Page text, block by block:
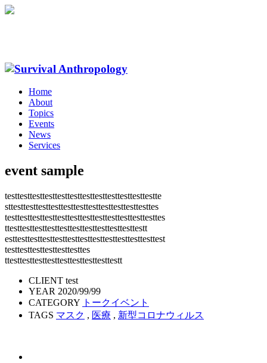
Home
About
Topics
Events
News
Services
event sample
testtesttesttesttesttesttesttesttesttesttesttestte
sttesttesttesttesttesttesttesttesttesttesttesttes
testtesttesttesttesttesttesttesttesttesttesttesttes
ttesttesttesttesttesttesttesttesttesttesttestt
esttesttesttesttesttesttesttesttesttesttesttesttest
testtesttesttesttesttesttes
ttesttesttesttesttesttesttesttesttestt
CLIENT test
YEAR 2020/99/99
CATEGORY トークイベント
TAGS マスク , 医療 , 新型コロナウィルス